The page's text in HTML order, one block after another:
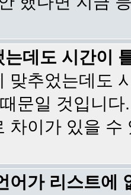
데도 시간이
맞추었는데도
문일 것입니
차이가 있을 수
어가 리스트에